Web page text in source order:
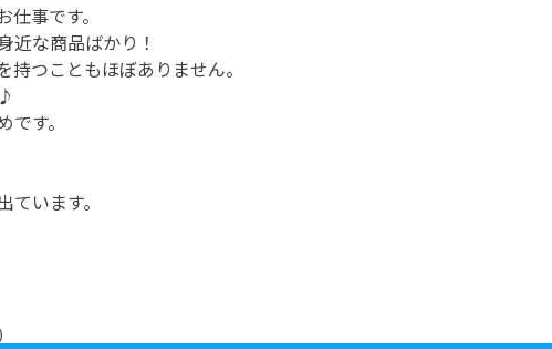
事です。
近な商品ばかり！
つこともほぼありません。
す。
います。